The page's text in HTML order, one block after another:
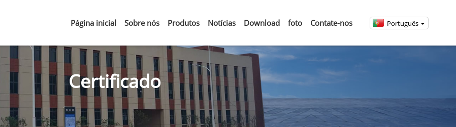
Página inicial Sobre nós Produtos Notícias Download foto Contate-nos Português
Certificado